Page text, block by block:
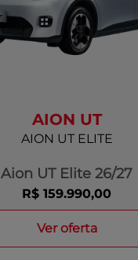
AION UT
AION UT ELITE
Aion UT Elite 26/27
R$ 159.990,00
ver oferta